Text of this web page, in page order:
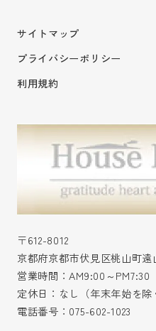
サイトマップ
プライバシーポリシー
利用規約
〒612-8012
京都府京都市伏見区桃山町遠
営業時間：AM9:00～PM7:30
定休日：なし（年末年始を除
電話番号： 075-602-1023